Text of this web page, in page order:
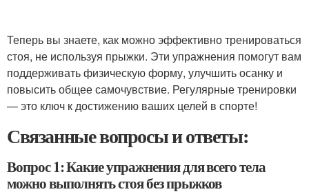
Теперь вы знаете, как можно эффективно тренироваться
стоя, не используя прыжки. Эти упражнения помогут вам
поддерживать физическую форму, улучшить осанку и
повысить общее самочувствие. Регулярные тренировки
— это ключ к достижению ваших целей в спорте!
Связанные вопросы и ответы:
Вопрос 1: Какие упражнения для всего тела
можно выполнять стоя без прыжков